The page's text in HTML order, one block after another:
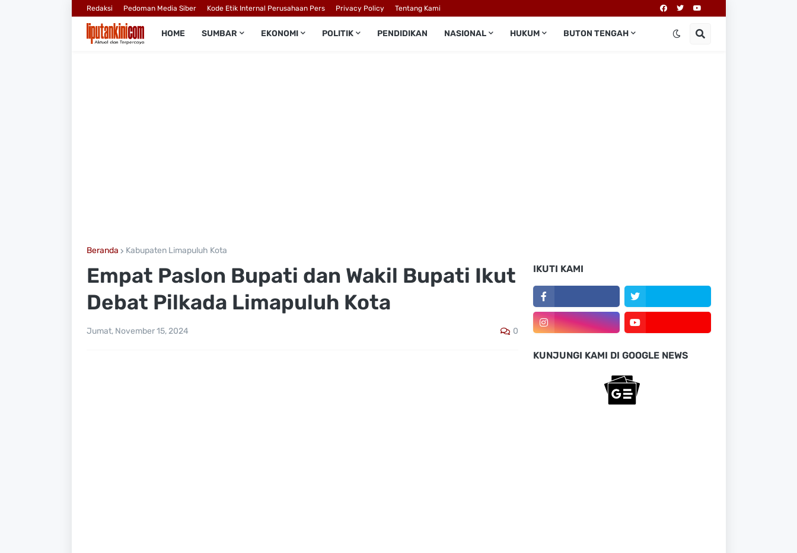
Redaksi Pedoman Media Siber Kode Etik Internal Perusahaan Pers Privacy Policy Tentang Kami
HOME SUMBAR EKONOMI POLITIK PENDIDIKAN NASIONAL HUKUM BUTON TENGAH
Beranda Kabupaten Limapuluh Kota
Empat Paslon Bupati dan Wakil Bupati Ikut
Debat Pilkada Limapuluh Kota
Jumat, November 15, 2024 0
IKUTI KAMI
KUNJUNGI KAMI DI GOOGLE NEWS